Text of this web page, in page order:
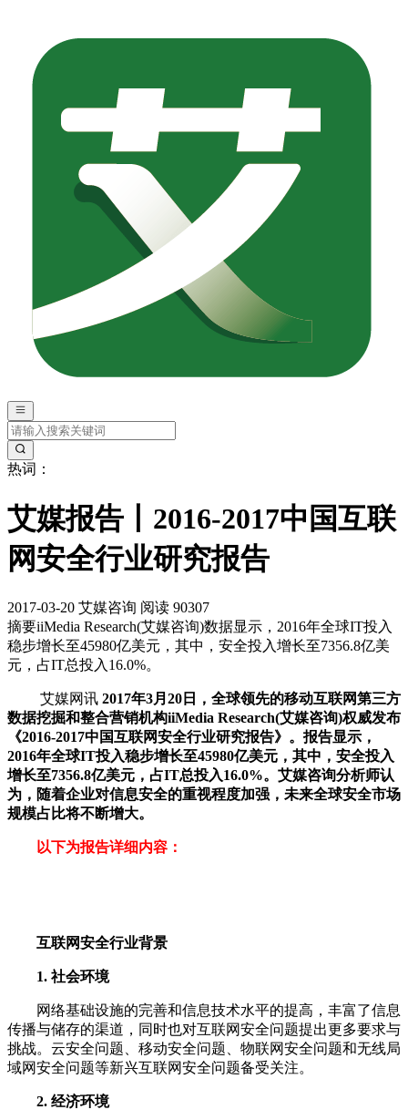
热词：
艾媒报告丨2016-2017中国互联
网安全行业研究报告
2017-03-20 艾媒咨询 阅读 90307
摘要iiMedia Research(艾媒咨询)数据显示，2016年全球IT投入
稳步增长至45980亿美元，其中，安全投入增长至7356.8亿美
元，占IT总投入16.0%。
艾媒网讯 2017年3月20日，全球领先的移动互联网第三方
数据挖掘和整合营销机构iiMedia Research(艾媒咨询)权威发布
《2016-2017中国互联网安全行业研究报告》。报告显示，
2016年全球IT投入稳步增长至45980亿美元，其中，安全投入
增长至7356.8亿美元，占IT总投入16.0%。艾媒咨询分析师认
为，随着企业对信息安全的重视程度加强，未来全球安全市场
规模占比将不断增大。
以下为报告详细内容：
互联网安全行业背景
1. 社会环境
网络基础设施的完善和信息技术水平的提高，丰富了信息
传播与储存的渠道，同时也对互联网安全问题提出更多要求与
挑战。云安全问题、移动安全问题、物联网安全问题和无线局
域网安全问题等新兴互联网安全问题备受关注。
2. 经济环境